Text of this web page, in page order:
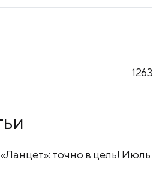
1263
точно в цель! Июль